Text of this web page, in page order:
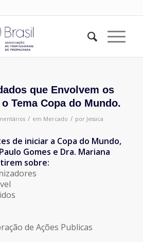
que Envolvem os
Tema Copa do Mundo.
/ em Mercado / por Jessica
de iniciar a Copa do Mundo,
Gomes e Dra. Mariana
sobre:
de Ações Publicas